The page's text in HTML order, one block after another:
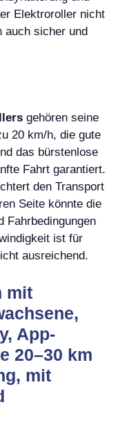
Elektroroller nicht
auch sicher und
gehören seine
20 km/h, die gute
das bürstenlose
Fahrt garantiert.
den Transport
Seite könnte die
Fahrbedingungen
ist für
ausreichend.
mit
App-
20–30 km
mit